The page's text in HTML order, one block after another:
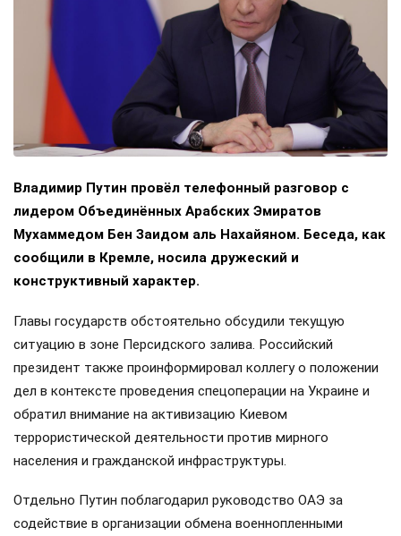
Владимир Путин провёл телефонный разговор с
лидером Объединённых Арабских Эмиратов
Мухаммедом Бен Заидом аль Нахайяном. Беседа, как
сообщили в Кремле, носила дружеский и
конструктивный характер.
Главы государств обстоятельно обсудили текущую
ситуацию в зоне Персидского залива. Российский
президент также проинформировал коллегу о положении
дел в контексте проведения спецоперации на Украине и
обратил внимание на активизацию Киевом
террористической деятельности против мирного
населения и гражданской инфраструктуры.
Отдельно Путин поблагодарил руководство ОАЭ за
содействие в организации обмена военнопленными